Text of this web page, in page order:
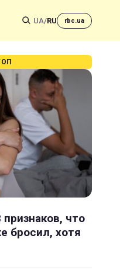
UA/RU rbc.ua
что
бросил, хотя